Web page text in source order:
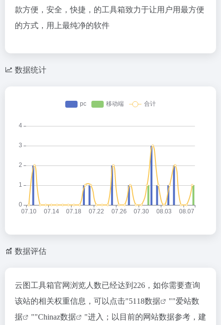
款方便，安全，快捷，的工具箱致力于让用户用最方便
的方式，用上最纯净的软件
数据统计
数据评估
云图工具箱官网浏览人数已经达到226，如你需要查询
该站的相关权重信息，可以点击"5118数据 ""爱站数
据
""Chinaz数据
"进入；以目前的网站数据参考，建